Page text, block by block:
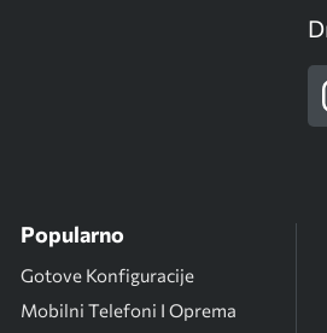
Popularno
Gotove Konfiguracije
Mobilni Telefoni I Oprema